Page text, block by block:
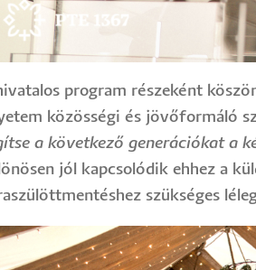
program részeként
közösségi és jövőformáló
a következő generációkat a
jól kapcsolódik ehhez a
szükséges